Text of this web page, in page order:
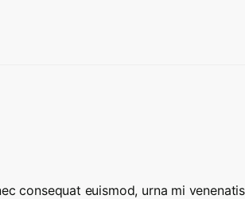
consequat euismod, urna mi